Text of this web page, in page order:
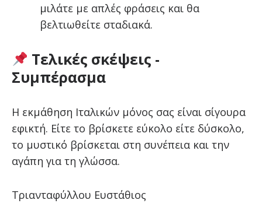
μιλάτε με απλές φράσεις και θα
βελτιωθείτε σταδιακά.
Τελικές σκέψεις -
Συμπέρασμα
Η εκμάθηση Ιταλικών μόνος σας είναι σίγουρα
εφικτή. Είτε το βρίσκετε εύκολο είτε δύσκολο,
το μυστικό βρίσκεται στη συνέπεια και την
αγάπη για τη γλώσσα.
Τριανταφύλλου Ευστάθιος